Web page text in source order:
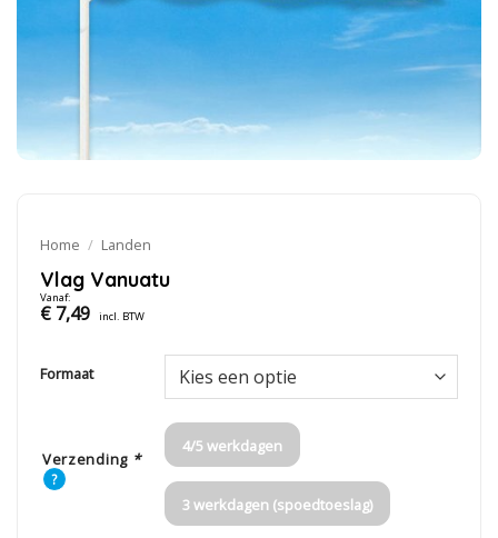
Home / Landen
Vlag Vanuatu
Vanaf:
€7,49 incl. BTW
Formaat
Verzending *
?
4/5 werkdagen
3 werkdagen (spoedtoeslag)